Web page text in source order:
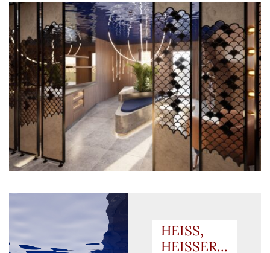
HEISS,
HEISSER…